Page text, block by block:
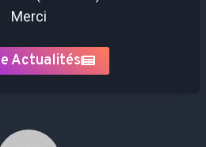
Merci
Actualités